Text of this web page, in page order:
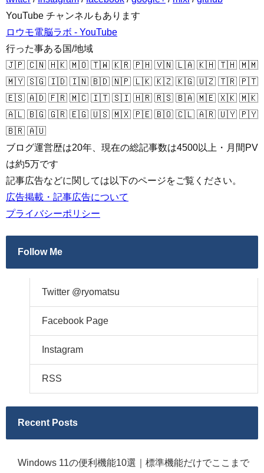
YouTube チャンネルもあります
ロウモ電脳ラボ - YouTube
行った事ある国/地域
🇯🇵 🇨🇳 🇭🇰 🇲🇴 🇹🇼 🇰🇷 🇵🇭 🇻🇳 🇱🇦 🇰🇭 🇹🇭 🇲🇲
🇲🇾 🇸🇬 🇮🇩 🇮🇳 🇧🇩 🇳🇵 🇱🇰 🇰🇿 🇰🇬 🇺🇿 🇹🇷 🇵🇹
🇪🇸 🇦🇩 🇫🇷 🇲🇨 🇮🇹 🇸🇮 🇭🇷 🇷🇸 🇧🇦 🇲🇪 🇽🇰 🇲🇰
🇦🇱 🇧🇬 🇬🇷 🇪🇬 🇺🇸 🇲🇽 🇵🇪 🇧🇴 🇨🇱 🇦🇷 🇺🇾 🇵🇾
🇧🇷 🇦🇺
ブログ運営歴は20年、現在の総記事数は4500以上・月間PV
は約5万です
記事広告などに関しては以下のページをご覧ください。
広告掲載・記事広告について
プライバシーポリシー
Follow Me
Twitter @ryomatsu
Facebook Page
Instagram
RSS
Recent Posts
Windows 11の便利機能10選｜標準機能だけでここまで